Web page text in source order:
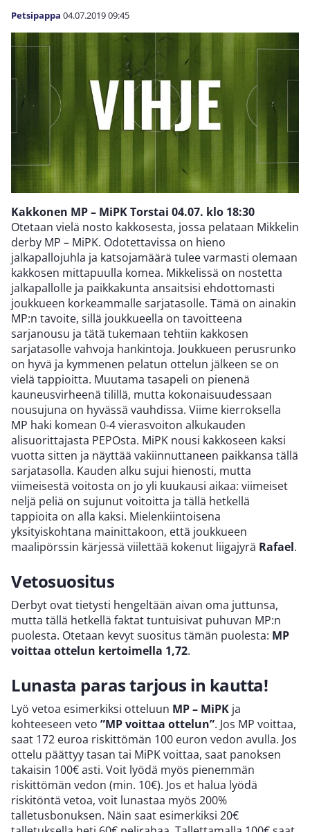
Petsipappa 04.07.201909:45
Kakkonen MP – MiPK Torstai 04.07. klo 18:30
Otetaan vielä nosto kakkosesta, jossa pelataan Mikkelin
derby MP – MiPK. Odotettavissa on hieno
jalkapallojuhla ja katsojamäärä tulee varmasti olemaan
kakkosen mittapuulla komea. Mikkelissä on nostetta
jalkapallolle ja paikkakunta ansaitsisi ehdottomasti
joukkueen korkeammalle sarjatasolle. Tämä on ainakin
MP:n tavoite, sillä joukkueella on tavoitteena
sarjanousu ja tätä tukemaan tehtiin kakkosen
sarjatasolle vahvoja hankintoja. Joukkueen perusrunko
on hyvä ja kymmenen pelatun ottelun jälkeen se on
vielä tappioitta. Muutama tasapeli on pienenä
kauneusvirheenä tilillä, mutta kokonaisuudessaan
nousujuna on hyvässä vauhdissa. Viime kierroksella
MP haki komean 0-4 vierasvoiton alkukauden
alisuorittajasta PEPOsta. MiPK nousi kakkoseen kaksi
vuotta sitten ja näyttää vakiinnuttaneen paikkansa tällä
sarjatasolla. Kauden alku sujui hienosti, mutta
viimeisestä voitosta on jo yli kuukausi aikaa: viimeiset
neljä peliä on sujunut voitoitta ja tällä hetkellä
tappioita on alla kaksi. Mielenkiintoisena
yksityiskohtana mainittakoon, että joukkueen
maalipörssin kärjessä viilettää kokenut liigajyrä Rafael.
Vetosuositus
Derbyt ovat tietysti hengeltään aivan oma juttunsa,
mutta tällä hetkellä faktat tuntuisivat puhuvan MP:n
puolesta. Otetaan kevyt suositus tämän puolesta: MP
voittaa ottelun kertoimella 1,72.
Lunasta paras tarjous in kautta!
Lyö vetoa esimerkiksi otteluun MP – MiPK ja
kohteeseen veto ”MP voittaa ottelun”. Jos MP voittaa,
saat 172 euroa riskittömän 100 euron vedon avulla. Jos
ottelu päättyy tasan tai MiPK voittaa, saat panoksen
takaisin 100€ asti. Voit lyödä myös pienemmän
riskittömän vedon (min. 10€). Jos et halua lyödä
riskitöntä vetoa, voit lunastaa myös 200%
talletusbonuksen. Näin saat esimerkiksi 20€